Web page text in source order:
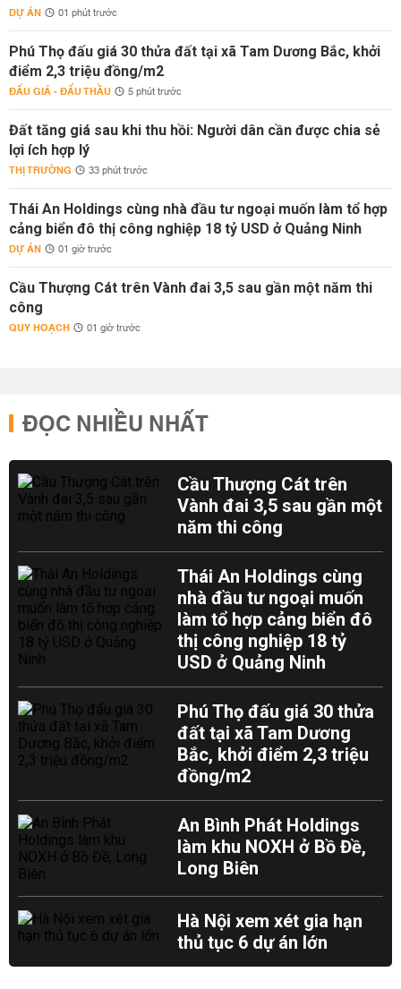
DỰ ÁN 01 phút trước
Phú Thọ đấu giá 30 thửa đất tại xã Tam Dương Bắc, khởi
điểm 2,3 triệu đồng/m2
ĐẤU GIÁ - ĐẤU THẦU 5 phút trước
Đất tăng giá sau khi thu hồi: Người dân cần được chia sẻ
lợi ích hợp lý
THỊ TRƯỜNG 33 phút trước
Thái An Holdings cùng nhà đầu tư ngoại muốn làm tổ hợp
cảng biển đô thị công nghiệp 18 tỷ USD ở Quảng Ninh
DỰ ÁN 01 giờ trước
Cầu Thượng Cát trên Vành đai 3,5 sau gần một năm thi
công
QUY HOẠCH 01 giờ trước
ĐỌC NHIỀU NHẤT
Cầu Thượng Cát trên
Vành đai 3,5 sau gần một
năm thi công
Thái An Holdings cùng
nhà đầu tư ngoại muốn
làm tổ hợp cảng biển đô
thị công nghiệp 18 tỷ
USD ở Quảng Ninh
Phú Thọ đấu giá 30 thửa
đất tại xã Tam Dương
Bắc, khởi điểm 2,3 triệu
đồng/m2
An Bình Phát Holdings
làm khu NOXH ở Bồ Đề,
Long Biên
Hà Nội xem xét gia hạn
thủ tục 6 dự án lớn